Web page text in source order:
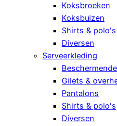
Koksbroeken
Koksbuizen
Shirts & polo's
Diversen
Serveerkleding
Gilets &
Pantalons
Shirts & polo's
Diversen